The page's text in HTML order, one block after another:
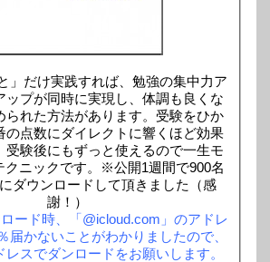
」だけ実践すれば、勉強の集中力ア
ップが同時に実現し、体調も良くな
られた方法があります。受験をひか
の点数にダイレクトに響くほど効果
受験後にもずっと使えるので一生モ
クニックです。※公開1週間で900名
ダウンロードして頂きました（感
謝！）
ード時、「@icloud.com」のアドレ
届かないことがわかりましたので、
レスでダンロードをお願いします。